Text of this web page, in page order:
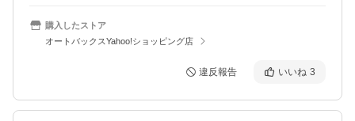
購入したストア
オートバックスYahoo!ショッピング店
違反報告 いいね 3